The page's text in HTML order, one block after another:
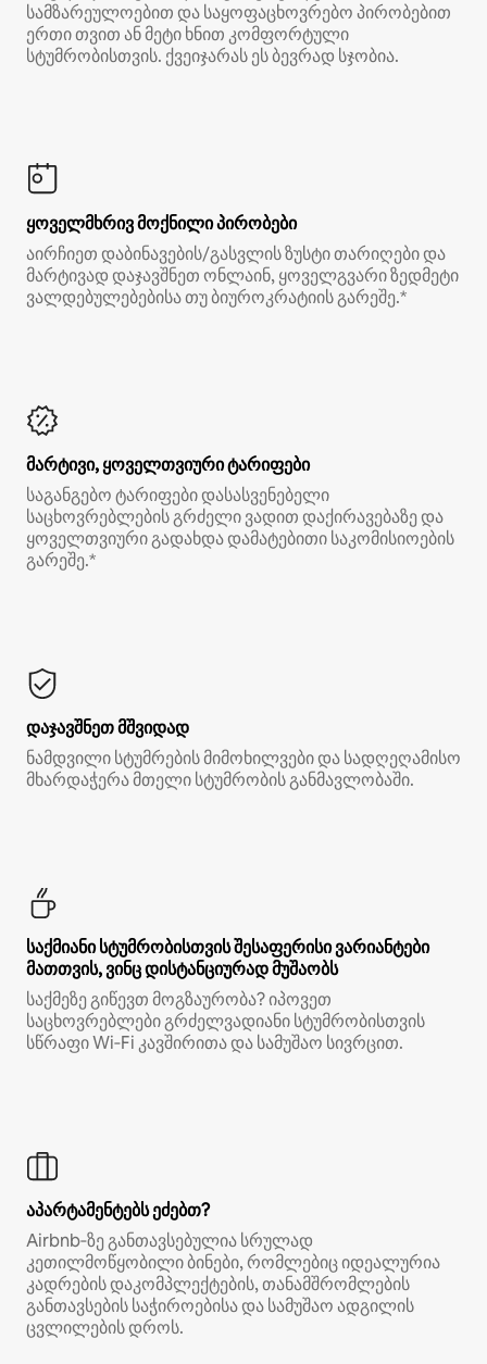
სამზარეულოებით და საყოფაცხოვრებო პირობებით
ერთი თვით ან მეტი ხნით კომფორტული
სტუმრობისთვის. ქვეიჯარას ეს ბევრად სჯობია.
ყოველმხრივ მოქნილი პირობები
აირჩიეთ დაბინავების/გასვლის ზუსტი თარიღები და
მარტივად დაჯავშნეთ ონლაინ, ყოველგვარი ზედმეტი
ვალდებულებებისა თუ ბიუროკრატიის გარეშე.*
მარტივი, ყოველთვიური ტარიფები
საგანგებო ტარიფები დასასვენებელი
საცხოვრებლების გრძელი ვადით დაქირავებაზე და
ყოველთვიური გადახდა დამატებითი საკომისიოების
გარეშე.*
დაჯავშნეთ მშვიდად
ნამდვილი სტუმრების მიმოხილვები და სადღეღამისო
მხარდაჭერა მთელი სტუმრობის განმავლობაში.
საქმიანი სტუმრობისთვის შესაფერისი ვარიანტები
მათთვის, ვინც დისტანციურად მუშაობს
საქმეზე გიწევთ მოგზაურობა? იპოვეთ
საცხოვრებლები გრძელვადიანი სტუმრობისთვის
სწრაფი Wi‑Fi კავშირითა და სამუშაო სივრცით.
აპარტამენტებს ეძებთ?
Airbnb‑ზე განთავსებულია სრულად
კეთილმოწყობილი ბინები, რომლებიც იდეალურია
კადრების დაკომპლექტების, თანამშრომლების
განთავსების საჭიროებისა და სამუშაო ადგილის
ცვლილების დროს.